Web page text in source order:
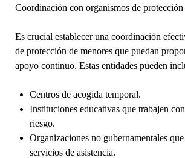
Coordinación con organismos de protección
Es crucial establecer una coordinación
de protección de menores que puedan
apoyo continuo. Estas entidades pueden
Centros de acogida temporal.
Instituciones educativas que trabajen
riesgo.
Organizaciones no gubernamentales
servicios de asistencia.